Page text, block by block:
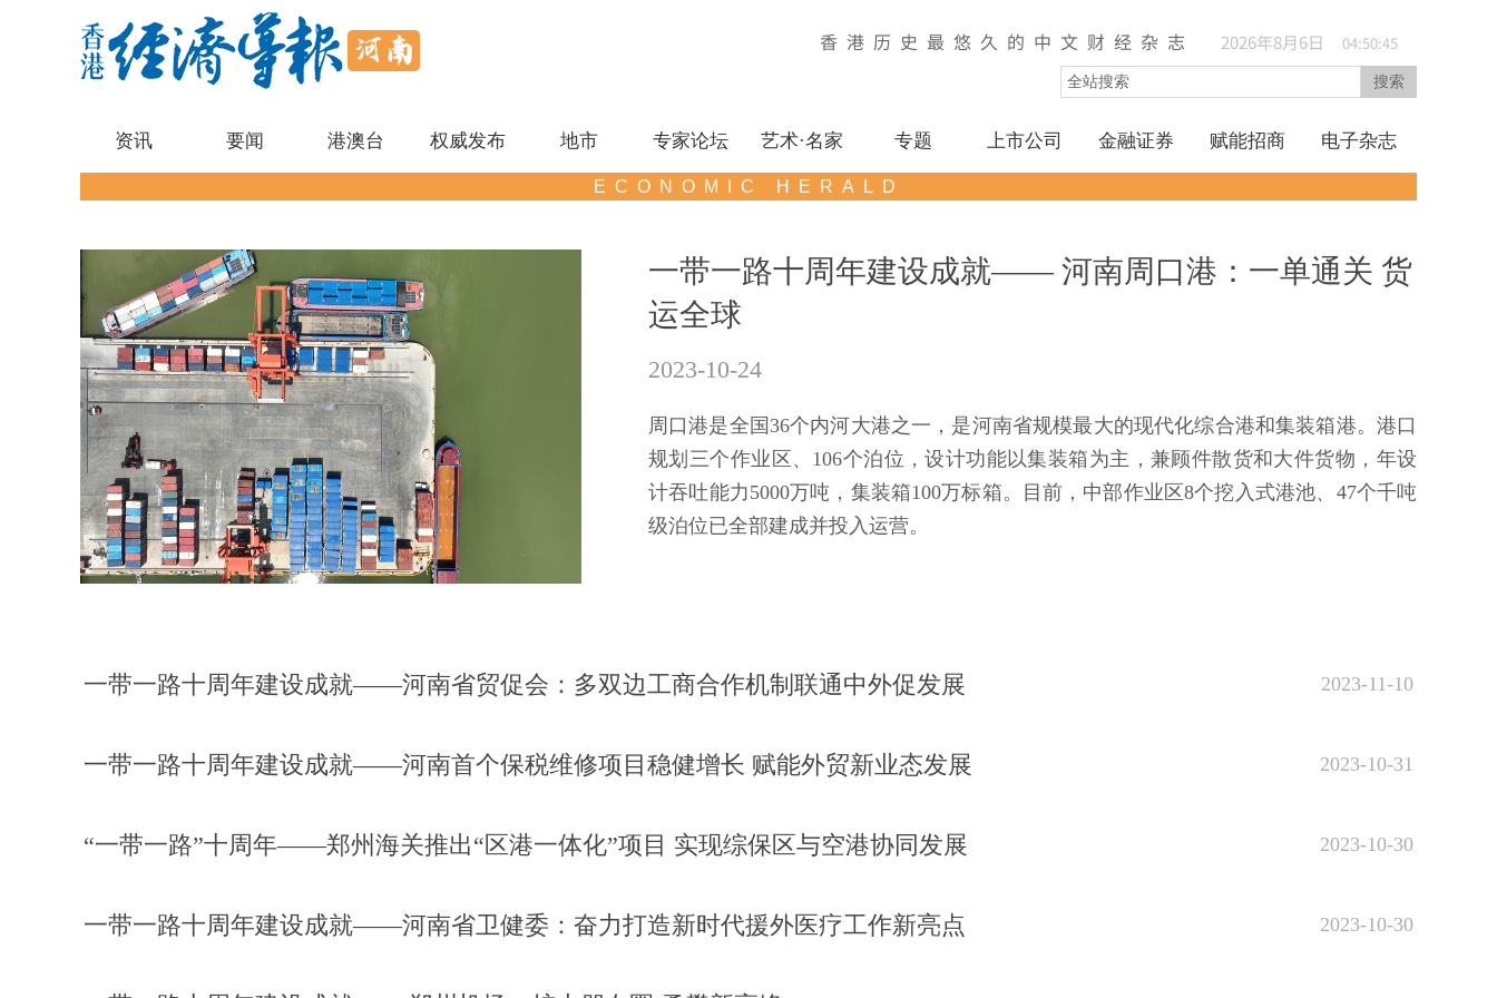
资讯 要闻 港澳台 权威发布 地市 专家论坛 艺术·名家 专题 上市公司 金融证券 赋能招商 电子杂志
搜索
香港历史最悠久的中文财经杂志 2026年8月6日 04:50:46
ECONOMIC HERALD
一带一路十周年建设成就—— 河南周口港：一单通关 货
运全球
2023-10-24
周口港是全国36个内河大港之一，是河南省规模最大的现代化综合港和集装箱港。港口
规划三个作业区、106个泊位，设计功能以集装箱为主，兼顾件散货和大件货物，年设
计吞吐能力5000万吨，集装箱100万标箱。目前，中部作业区8个挖入式港池、47个千吨
级泊位已全部建成并投入运营。
一带一路十周年建设成就——河南省贸促会：多双边工商合作机制联通中外促发展 2023-11-10
一带一路十周年建设成就——河南首个保税维修项目稳健增长 赋能外贸新业态发展 2023-10-31
“一带一路”十周年——郑州海关推出“区港一体化”项目 实现综保区与空港协同发展 2023-10-30
一带一路十周年建设成就——河南省卫健委：奋力打造新时代援外医疗工作新亮点 2023-10-30